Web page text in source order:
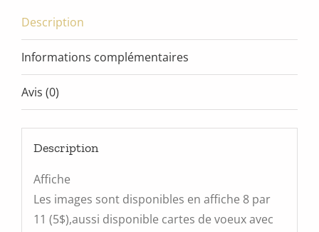
Description
Informations complémentaires
Avis (0)
Description
Affiche
Les images sont disponibles en affiche 8 par
11 (5$),aussi disponible cartes de voeux avec